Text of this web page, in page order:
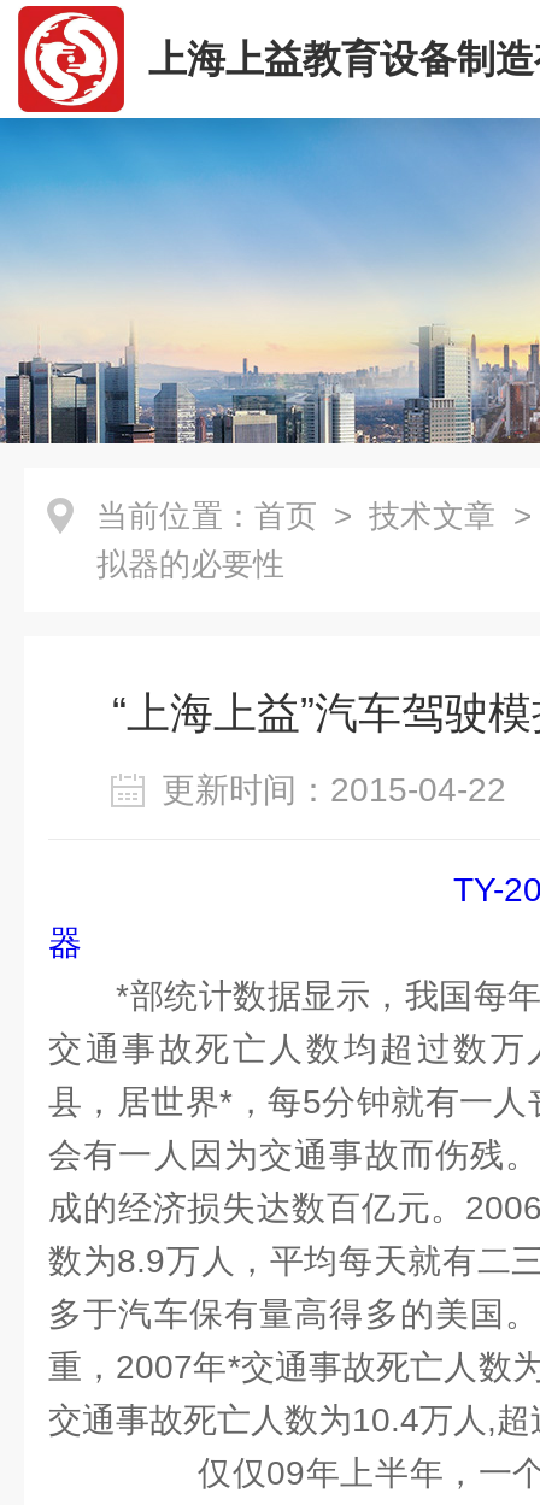
上海上益教育设备制
司
当前位置： 首页 > 技术文章 >
拟器的必要性
“上海上益”汽车驾驶
更新时间：2015-04-
TY-
器
*部统计数据显示，我国每
交通事故死亡人数均超过数
县，居世界*，每5分钟就有一
会有一人因为交通事故而伤残
成的经济损失达数百亿元。
数为8.9万人，平均每天就有二
多于汽车保有量高得多的美国
重，2007年*交通事故死亡人数
交通事故死亡人数为10.4万人,
仅仅09年上半年，一个